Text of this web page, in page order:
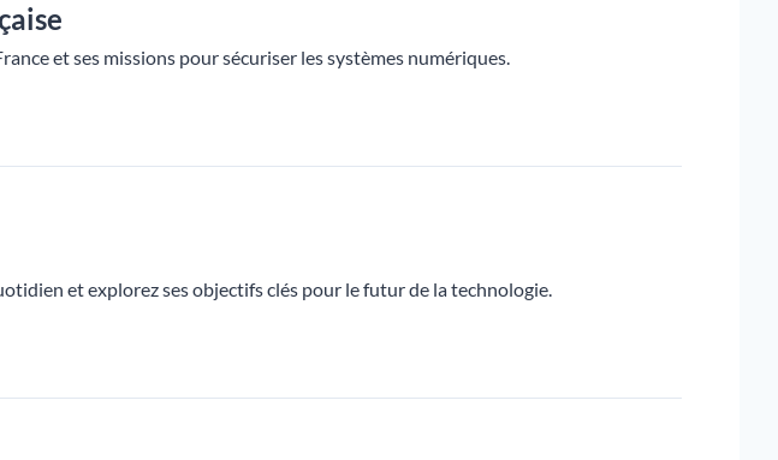
et ses missions pour sécuriser les systèmes numériques.
et explorez ses objectifs clés pour le futur de la technologie.